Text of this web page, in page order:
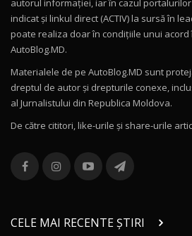
16:27
11
Noul Volvo ES90 /
12
Noul MG HS / Test
16:48
13
combină aventura cu
36:08
chinez care face
/ AutoBlog.MD
17:27
autorul informației, iar în cazul
indicat și linkul direct (ACTIV) la sursă în
poate realiza doar în condițiile unui acord
AutoBlog.MD.
Materialele de pe AutoBlog.MD sunt
dreptul de autor și drepturile conexe,
al Jurnalistului din Republica Moldova.
De către cititori, like-urile şi share-urile
CELE MAI RECENTE ȘTIRI